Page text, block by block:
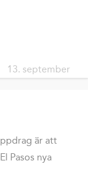
13. september
är att
Pasos nya